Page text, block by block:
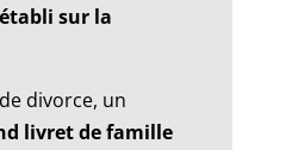
établi sur la
divorce, un
livret de famille